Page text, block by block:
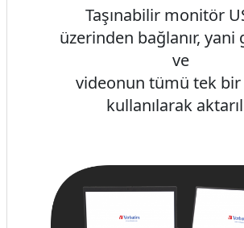
Taşınabilir monitör
üzerinden bağlanır, yani
ve
videonun tümü tek
kullanılarak